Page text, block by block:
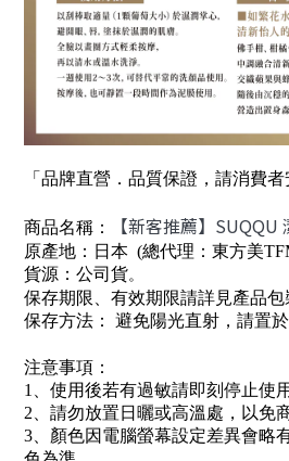
「品牌直營．品質保證，請消費者
商品名稱： 【新客推薦】
原產地：日本 (總代理：東方美
貨源：公司貨。
保存期限 、有效期限請詳見產品包
保存方法： 避免陽光直射，請置
注意事項：
1
、使用後若有過敏請即刻停止使用
2 、請勿放置日曬或高溫處，以免
3 、顏色因電腦螢幕設定差異會略